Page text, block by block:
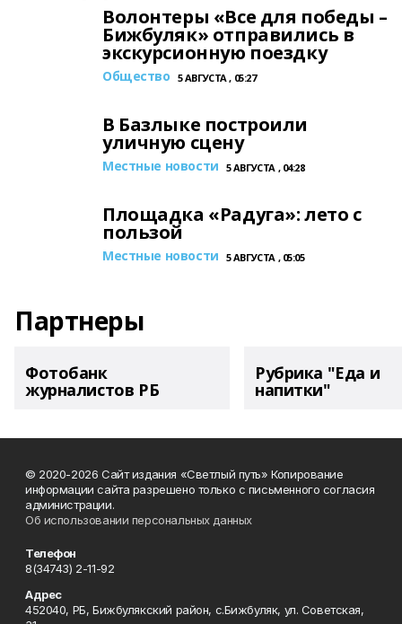
Волонтеры «Все для победы –
Бижбуляк» отправились в
экскурсионную поездку
Общество 5 АВГУСТА , 05:27
В Базлыке построили
уличную сцену
Местные новости 5 АВГУСТА , 04:28
Площадка «Радуга»: лето с
пользой
Местные новости 5 АВГУСТА , 05:05
Партнеры
Фотобанк
журналистов РБ
Рубрика "Еда и
напитки"
© 2020-2026 Сайт издания «Светлый путь» Копирование
информации сайта разрешено только с письменного согласия
администрации.
Об использовании персональных данных
Телефон
8(34743) 2-11-92
Адрес
452040, РБ, Бижбулякский район, с.Бижбуляк, ул. Советская,